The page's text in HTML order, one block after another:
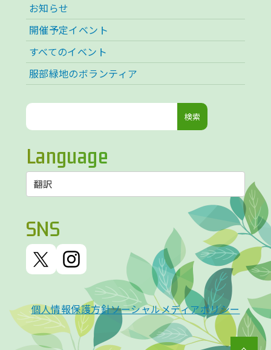
お知らせ
開催予定イベント
すべてのイベント
服部緑地のボランティア
検
Language
SNS
個人情報保護方針ソーシャルメディアポリシー